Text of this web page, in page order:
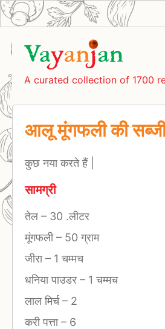
A curated collection of 1700
आलू मूंगफली की
कुछ नया करते हैं |
सामग्री
तेल – 30 .लीटर
मूंगफली– 50 ग्राम
जीरा– 1 चम्मच
धनिया पाउडर – 1 चम्मच
लाल मिर्च– 2
करी पत्ता– 6